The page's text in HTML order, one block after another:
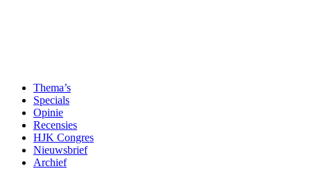
Thema’s
Specials
Opinie
Recensies
HJK Congres
Nieuwsbrief
Archief